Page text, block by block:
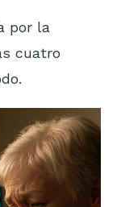
por la
cuatro